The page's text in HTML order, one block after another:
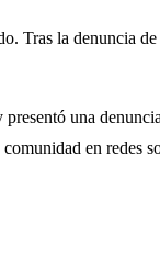
Tras la denuncia
una
en redes